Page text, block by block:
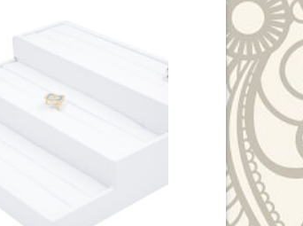
Add to
Wishlist